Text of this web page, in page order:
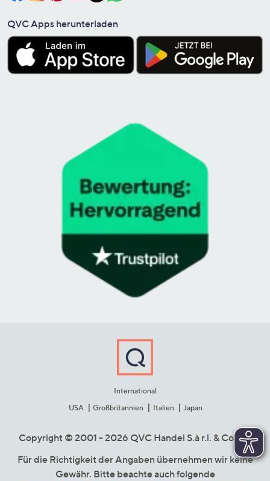
QVC Apps herunterladen
International
USA
Großbritannien Italien Japan
Copyright © 2001 - 2026 QVC Handel S.à r.l. & Co. KG
Für die Richtigkeit der Angaben übernehmen wir keine
Gewähr. Bitte beachte auch folgende